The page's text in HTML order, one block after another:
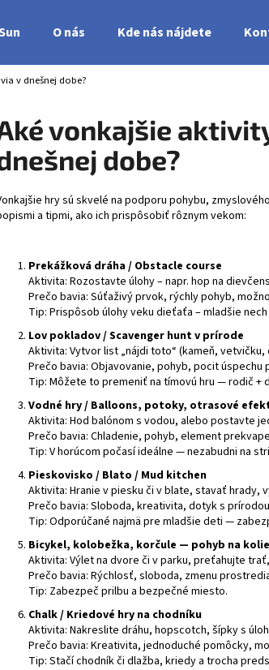
O nás Kde nás nájdete
v dnešnej dobe?
vonkajšie
dobe?
hry sú skvelé na podporu pohybu,
a tipmi, ako ich prispôsobiť rôznym vekom:
Prekážková dráha / Obstacle course
Aktivita: Rozostavte úlohy – napr. hop na
Prečo bavia: Súťaživý prvok, rýchly pohyb,
Tip: Prispôsob úlohy veku dieťaťa – mladšie
Lov pokladov / Scavenger hunt v prírode
Aktivita: Vytvor list „nájdi toto“ (kameň,
Prečo bavia: Objavovanie, pohyb, pocit úspechu
Tip: Môžete to premeniť na tímovú hru — rodič +
Vodné hry / Balloons, potoky, otrasové
Aktivita: Hod balónom s vodou, alebo postavte
Prečo bavia: Chladenie, pohyb, element
Tip: V horúcom počasí ideálne — nezabudni na
Pieskovisko / Blato / Mud kitchen
Aktivita: Hranie v piesku či v blate, stavať
Prečo bavia: Sloboda, kreativita, dotyk s
Tip: Odporúčané najmä pre mladšie deti —
Bicykel, kolobežka, korčule — pohyb na
Aktivita: Výlet na dvore či v parku, preťahujte
Prečo bavia: Rýchlosť, sloboda, zmenu
Tip: Zabezpeč prilbu a bezpečné miesto.
Chalk / Kriedové hry na chodníku
Aktivita: Nakreslite dráhu, hopscotch, šípky s
Prečo bavia: Kreativita, jednoduché pomôcky,
Tip: Stačí chodník či dlažba, kriedy a trocha
Čo potrebujete nájsť?